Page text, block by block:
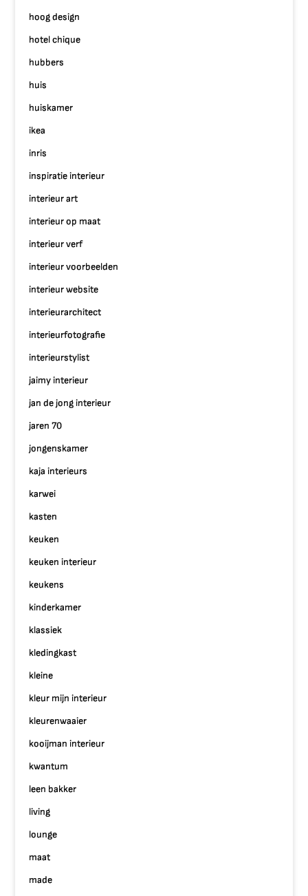
hoog design
hotel chique
hubbers
huis
huiskamer
ikea
inris
inspiratie interieur
interieur art
interieur op maat
interieur verf
interieur voorbeelden
interieur website
interieurarchitect
interieurfotografie
interieurstylist
jaimy interieur
jan de jong interieur
jaren 70
jongenskamer
kaja interieurs
karwei
kasten
keuken
keuken interieur
keukens
kinderkamer
klassiek
kledingkast
kleine
kleur mijn interieur
kleurenwaaier
kooijman interieur
kwantum
leen bakker
living
lounge
maat
made